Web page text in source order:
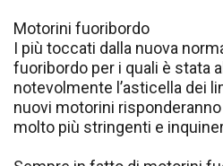
Motorini fuoribordo
I più toccati dalla nuova
fuoribordo per i quali è stata
notevolmente l’asticella dei
nuovi motorini
molto più stringenti e